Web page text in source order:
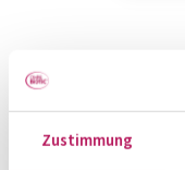
Zustimmung